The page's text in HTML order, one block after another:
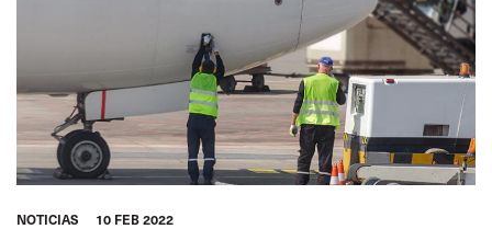
NOTICIAS 10 FEB 2022